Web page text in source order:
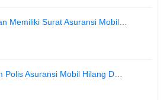
Memiliki Surat Asuransi Mobil…
Polis Asuransi Mobil Hilang D…